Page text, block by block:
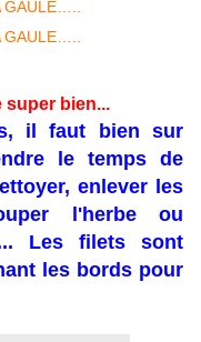
super bien...
il faut bien sur
le temps de
enlever les
l'herbe ou
Les filets sont
les bords pour